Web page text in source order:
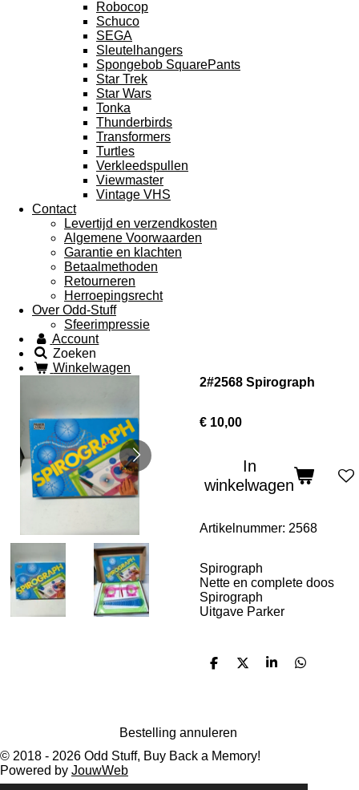
Robocop
Schuco
SEGA
Sleutelhangers
Spongebob SquarePants
Star Trek
Star Wars
Tonka
Thunderbirds
Transformers
Turtles
Verkleedspullen
Viewmaster
Vintage VHS
Contact
Levertijd en verzendkosten
Algemene Voorwaarden
Garantie en klachten
Betaalmethoden
Retourneren
Herroepingsrecht
Over Odd-Stuff
Sfeerimpressie
Account
Zoeken
Winkelwagen
2#2568 Spirograph
€ 10,00
In
winkelwagen
Artikelnummer: 2568
Spirograph
Nette en complete doos
Spirograph
Uitgave Parker
D
D
S
D
Bestelling annuleren
© 2018 - 2026 Odd Stuff, Buy Back a Memory!
Powered by JouwWeb